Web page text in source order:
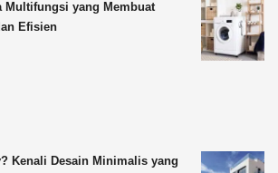
Multifungsi yang Membuat
Efisien
Kenali Desain Minimalis yang